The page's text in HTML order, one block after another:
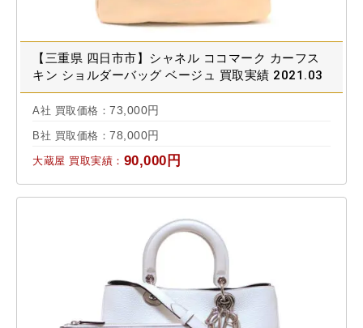
【三重県 四日市市】シャネル ココマーク カーフス
キン ショルダーバッグ ベージュ 買取実績 2021.03
A社 買取価格： 73,000円
B社 買取価格： 78,000円
大蔵屋 買取実績： 90,000円